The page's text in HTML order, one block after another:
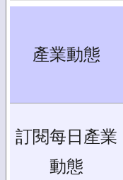
產業動態
訂閱每日產業
動態